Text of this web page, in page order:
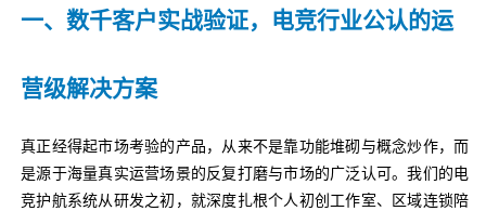
一、数千客户实战验证，电竞行业公认的运
营级解决方案
真正经得起市场考验的产品，从来不是靠功能堆砌与概念炒作，而
是源于海量真实运营场景的反复打磨与市场的广泛认可。我们的电
竞护航系统从研发之初，就深度扎根个人初创工作室、区域连锁陪